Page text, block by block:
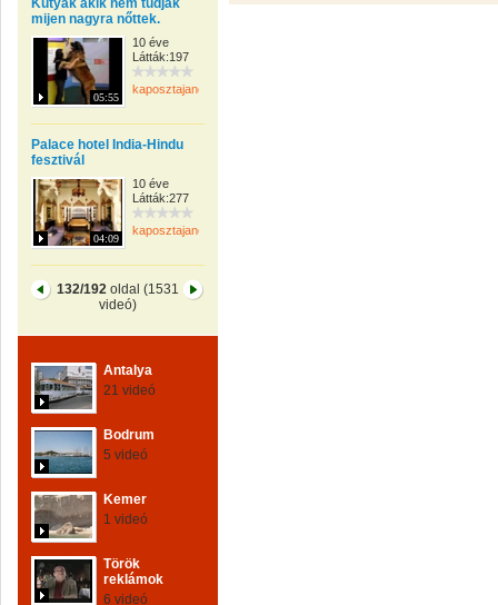
Kutyák akik nem tudják
mijen nagyra nőttek.
05:55
10 éve
Látták:197
kaposztajanos
Palace hotel India-Hindu
fesztivál
04:09
10 éve
Látták:277
kaposztajanos
132/192 oldal (1531
videó)
Antalya
21 videó
Bodrum
5 videó
Kemer
1 videó
Török
reklámok
6 videó